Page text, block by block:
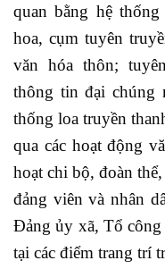
quan bằng hệ
hoa, cụm tuyên
văn hóa thôn;
thông tin đại chúng
thống loa truyền
qua các hoạt động
hoạt chi bộ, đoàn
đảng viên và nhân
Đảng ủy xã, Tổ công
tại các điểm trang trí